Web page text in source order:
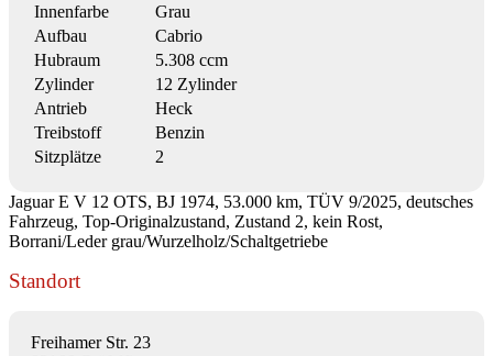
Innenfarbe
Grau
Aufbau
Cabrio
Hubraum
5.308 ccm
Zylinder
12 Zylinder
Antrieb
Heck
Treibstoff
Benzin
Sitzplätze
2
Jaguar E V 12 OTS, BJ 1974, 53.000 km, TÜV 9/2025, deutsches
Fahrzeug, Top-Originalzustand, Zustand 2, kein Rost,
Borrani/Leder grau/Wurzelholz/Schaltgetriebe
Standort
Freihamer Str. 23